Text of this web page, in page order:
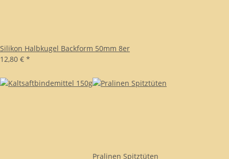
Silikon Halbkugel Backform 50mm 8er
12,80 € *
Pralinen Spitztüten